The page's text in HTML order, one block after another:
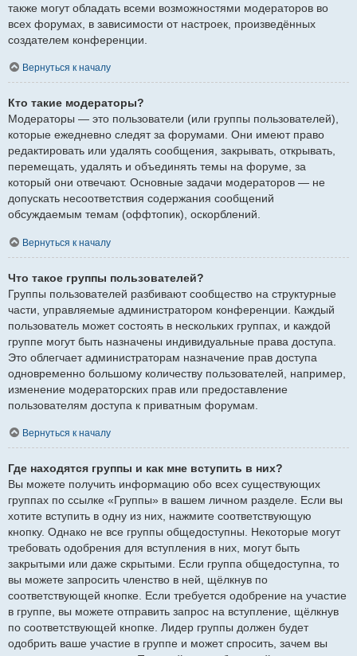
также могут обладать всеми возможностями модераторов во
всех форумах, в зависимости от настроек, произведённых
создателем конференции.
Вернуться к началу
Кто такие модераторы?
Модераторы — это пользователи (или группы пользователей),
которые ежедневно следят за форумами. Они имеют право
редактировать или удалять сообщения, закрывать, открывать,
перемещать, удалять и объединять темы на форуме, за
который они отвечают. Основные задачи модераторов — не
допускать несоответствия содержания сообщений
обсуждаемым темам (оффтопик), оскорблений.
Вернуться к началу
Что такое группы пользователей?
Группы пользователей разбивают сообщество на структурные
части, управляемые администратором конференции. Каждый
пользователь может состоять в нескольких группах, и каждой
группе могут быть назначены индивидуальные права доступа.
Это облегчает администраторам назначение прав доступа
одновременно большому количеству пользователей, например,
изменение модераторских прав или предоставление
пользователям доступа к приватным форумам.
Вернуться к началу
Где находятся группы и как мне вступить в них?
Вы можете получить информацию обо всех существующих
группах по ссылке «Группы» в вашем личном разделе. Если вы
хотите вступить в одну из них, нажмите соответствующую
кнопку. Однако не все группы общедоступны. Некоторые могут
требовать одобрения для вступления в них, могут быть
закрытыми или даже скрытыми. Если группа общедоступна, то
вы можете запросить членство в ней, щёлкнув по
соответствующей кнопке. Если требуется одобрение на участие
в группе, вы можете отправить запрос на вступление, щёлкнув
по соответствующей кнопке. Лидер группы должен будет
одобрить ваше участие в группе и может спросить, зачем вы